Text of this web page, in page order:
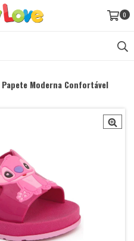
0
Moderna Confortável